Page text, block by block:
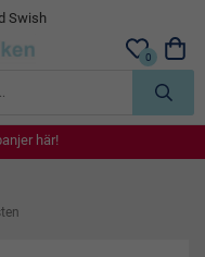
köp
0
här!
här!
här!
här!